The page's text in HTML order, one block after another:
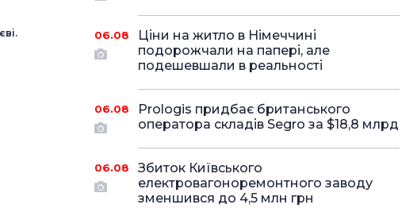
06.08
Ціни на житло в Німеччині
подорожчали на папері, але
подешевшали в реальності
06.08
Prologis придбає британського
оператора складів Segro за $18,8 млрд
06.08
Збиток Київського
електровагоноремонтного заводу
зменшився до 4,5 млн грн